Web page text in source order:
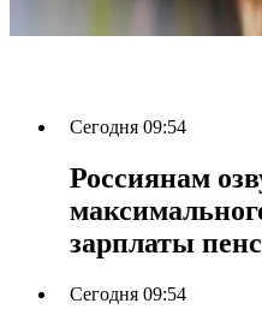
Сегодня 09:54
Россиянам
зарплаты
Сегодня 09:54